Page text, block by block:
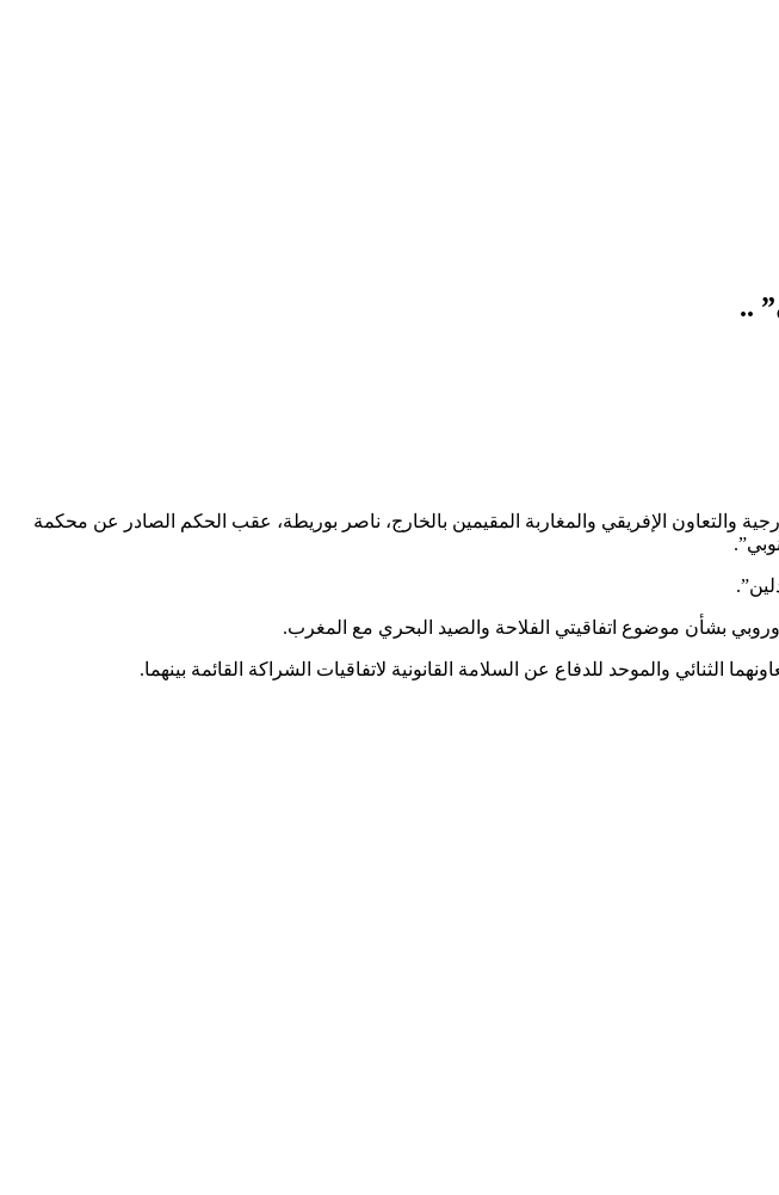
..
والتعاون الإفريقي والمغاربة المقيمين بالخارج، ناصر بوريطة، عقب الحكم الصادر عن محكمة
بشأن موضوع اتفاقيتي الفلاحة والصيد البحري مع المغرب.
الثنائي والموحد للدفاع عن السلامة القانونية لاتفاقيات الشراكة القائمة بينهما.